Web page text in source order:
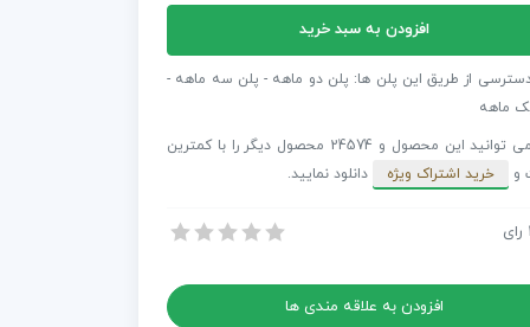
افزودن به سبد خرید
از طریق این پلن ها: پلن دو ماهه - پلن سه ماهه -
ماهه
شما می توانید این محصول و 24574 محصول دیگر را با کمترین
و
خرید اشتراک ویژه دانلود نمایید.
افترافکت نمایش عکس سریع 1 رای
افزودن به علاقه مندی ها